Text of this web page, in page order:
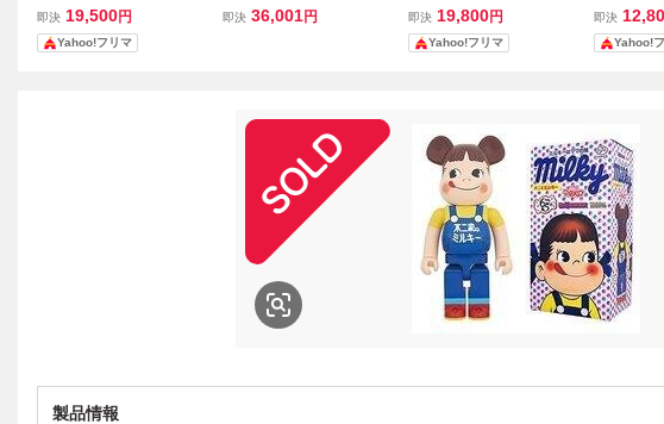
ミルキー65周年記念デザ
イン400％ベアブリック
即決 19,500円
Yahoo!フリマ
100% BE@RBRICK ベア
即決 36,001円
ick ペコちゃん ミルキー6
5周年記念デザイン 400％
/ MedicomToy 不二家
即決 19,800円
Yahoo!フリマ
AN DEVIL
_ ベア
即決
Yahoo!
製品情報